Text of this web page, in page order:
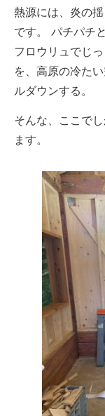
熱源には、炎の
です。 パチパチ
フロウリュでじ
を、高原の冷た
ルダウンする。
そんな、ここで
ます。